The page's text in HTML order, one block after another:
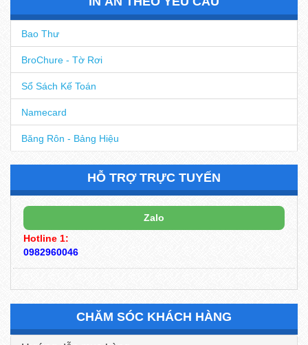
Bao Thư
BroChure - Tờ Rơi
Sổ Sách Kế Toán
Namecard
Băng Rôn - Bảng Hiệu
HỖ TRỢ TRỰC TUYẾN
Zalo
Hotline 1:
0982960046
CHĂM SÓC KHÁCH HÀNG